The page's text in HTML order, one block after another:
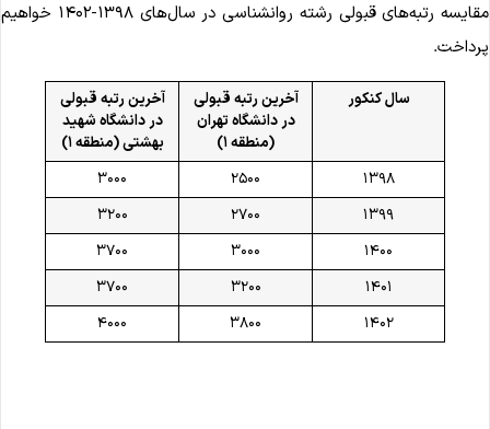
مقایسه رتبه‌های قبولی رشته روانشناسی در سال‌های ۱۳۹۸-۱۴۰۲ خواهیم
سال کنکور
آخرین رتبه قبولی
در دانشگاه تهران
(منطقه ۱)
آخرین رتبه قبولی
در دانشگاه شهید
بهشتی (منطقه۱)
۱۳۹۸
۲۵۰۰
۳۰۰۰
۱۳۹۹
۲۷۰۰
۳۲۰۰
۱۴۰۰
۳۰۰۰
۳۷۰۰
۱۴۰۱
۳۲۰۰
۳۷۰۰
۱۴۰۲
۳۸۰۰ ۴۰۰۰